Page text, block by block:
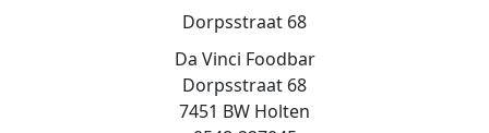
Dorpsstraat 68
Da Vinci Foodbar
Dorpsstraat 68
7451 BW Holten